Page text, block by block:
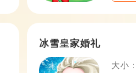
冰雪皇家婚礼
大小